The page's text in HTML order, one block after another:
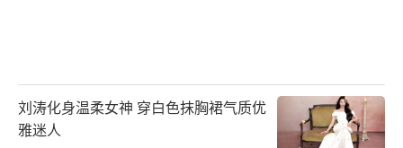
刘涛化身温柔女神 穿白色抹胸裙气质优
雅迷人